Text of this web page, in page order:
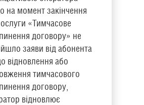
на момент закінчення
«Тимчасове
договору» не
заяви від абонента
відновлення або
тимчасового
договору,
відновлює